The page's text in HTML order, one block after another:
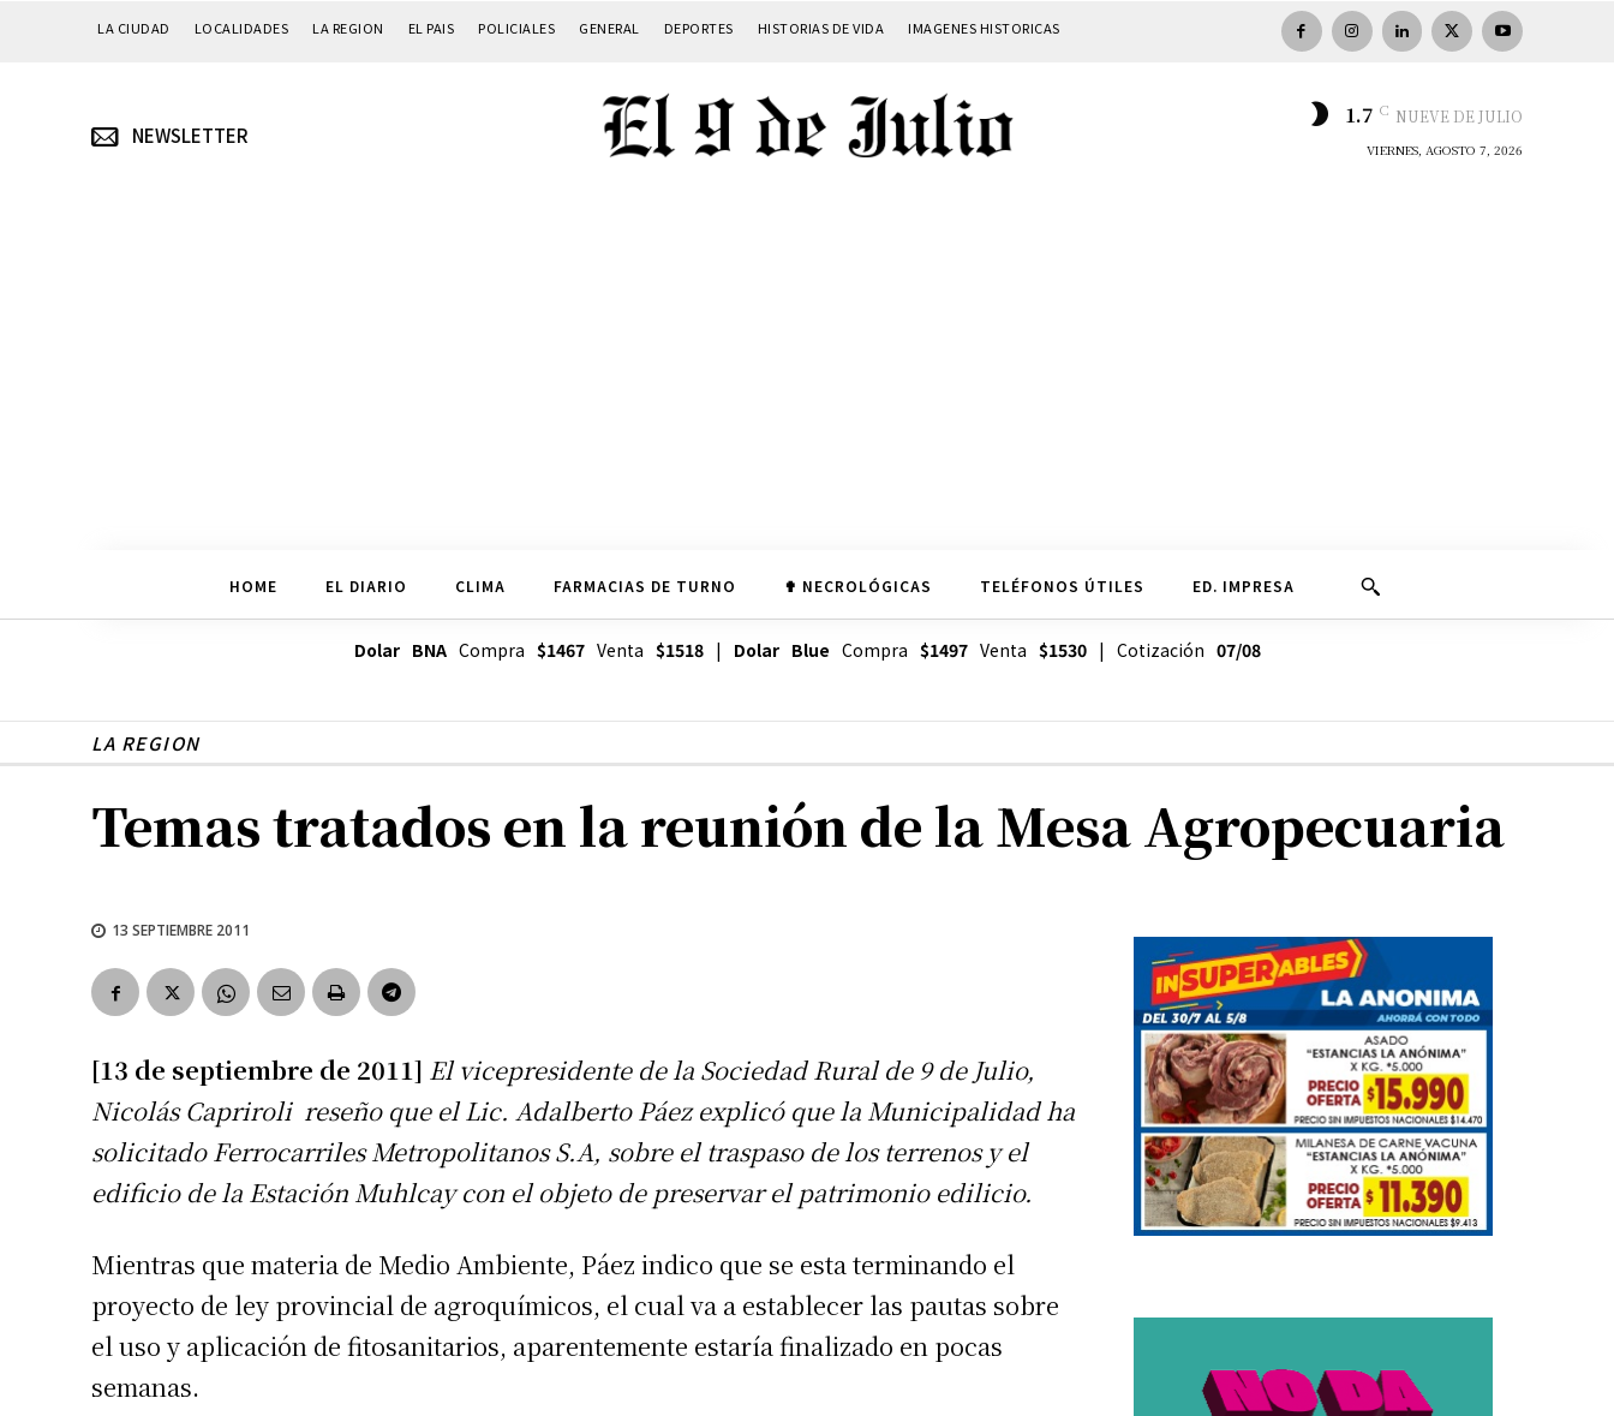
LA CIUDAD LOCALIDADES LA REGION EL PAIS POLICIALES GENERAL DEPORTES HISTORIAS DE VIDA IMAGENES HISTORICAS
NEWSLETTER
1.7 C NUEVE DE JULIO
VIERNES, AGOSTO 7, 2026
HOME EL DIARIO CLIMA FARMACIAS DE TURNO ✟ NECROLÓGICAS TELÉFONOS ÚTILES ED. IMPRESA
Dolar BNACompra $1467Venta $1518| Dolar Blue Compra $1497Venta $1530| Cotización 07/08
LA REGION
Temas tratados en la reunión de la Mesa Agropecuaria
13 SEPTIEMBRE 2011
[13 de septiembre de 2011] El vicepresidente de la Sociedad Rural de 9 de Julio,
Nicolás Capriroli reseño que el Lic. Adalberto Páez explicó que la Municipalidad ha
solicitado Ferrocarriles Metropolitanos S.A, sobre el traspaso de los terrenos y el
edificio de la Estación Muhlcay con el objeto de preservar el patrimonio edilicio.
Mientras que materia de Medio Ambiente, Páez indico que se esta terminando el
proyecto de ley provincial de agroquímicos, el cual va a establecer las pautas sobre
el uso y aplicación de fitosanitarios, aparentemente estaría finalizado en pocas
semanas.